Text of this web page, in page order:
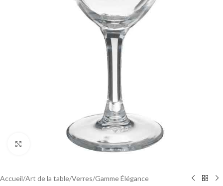
Click to enlarge
Accueil/Art de la table/Verres/Gamme Élégance